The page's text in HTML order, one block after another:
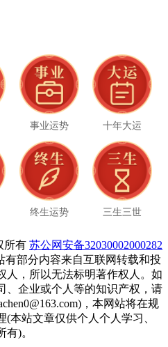
事业运势 十年大运
终生运势 三生三世
所有 苏公网安备32030002000282
有部分内容来自互联网转载和投
人，所以无法标明著作权人。如
、企业或个人等的知识产权，请
，本网站将在规
本站文章仅供个人个人学习、
)。